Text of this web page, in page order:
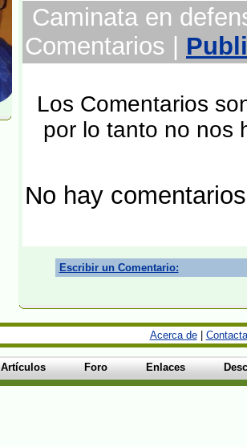
Caminata en
Comentarios |
Los Comentarios
por lo tanto no nos
No hay
Escribir un Comentario:
Acerca de|
Artículos Foro Enlaces